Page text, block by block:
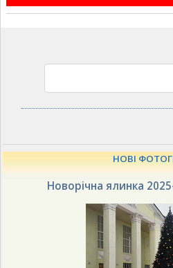
НОВІ
Новорічна ялинка